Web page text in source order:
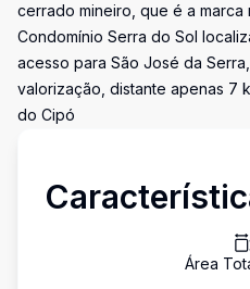
cerrado mineiro, que é a
Condomínio Serra do Sol
acesso para São José da
valorização, distante apenas 7
do Cipó
Área